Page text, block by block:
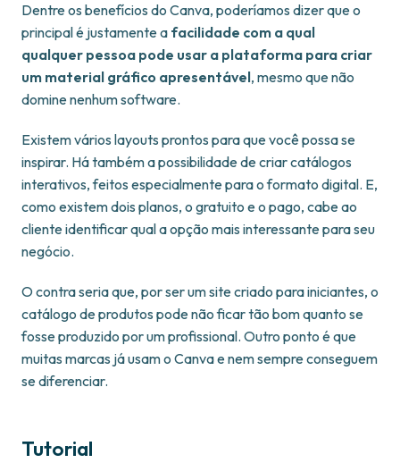
Dentre os benefícios do Canva, poderíamos dizer que o
principal é justamente a facilidade com a qual
qualquer pessoa pode usar a plataforma para criar
um material gráfico apresentável, mesmo que não
domine nenhum software.
Existem vários layouts prontos para que você possa se
inspirar. Há também a possibilidade de criar catálogos
interativos, feitos especialmente para o formato digital. E,
como existem dois planos, o gratuito e o pago, cabe ao
cliente identificar qual a opção mais interessante para seu
negócio.
O contra seria que, por ser um site criado para iniciantes, o
catálogo de produtos pode não ficar tão bom quanto se
fosse produzido por um profissional. Outro ponto é que
muitas marcas já usam o Canva e nem sempre conseguem
se diferenciar.
Tutorial